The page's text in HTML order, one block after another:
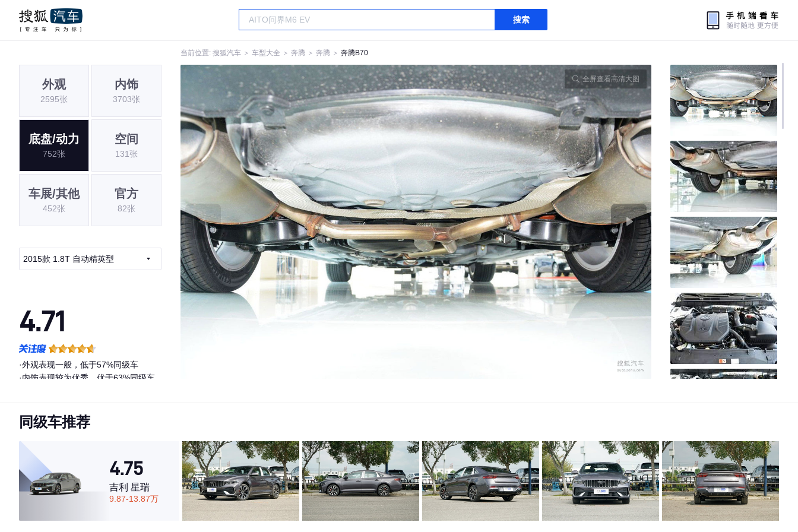
搜索
当前位置: 搜狐汽车 ＞ 车型大全 ＞ 奔腾 ＞ 奔腾 ＞ 奔腾B70
外观
2595张
内饰
3703张
底盘/动力
752张
空间
131张
车展/其他
452张
官方
82张
2015款 1.8T 自动精英型
4.71
·外观表现一般，低于57%同级车
·内饰表现较为优秀，优于63%同级车
全屏查看高清大图
同级车推荐
4.75
吉利 星瑞
9.87-13.87万